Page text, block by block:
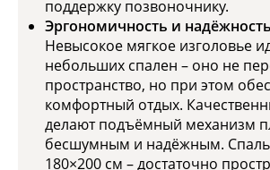
поддержку позвоночнику.
Эргономичность и надёжность
Невысокое мягкое изголовье
небольших спален – оно не
пространство, но при этом
комфортный отдых.
делают подъёмный механизм
бесшумным и надёжным.
180×200 см – достаточно